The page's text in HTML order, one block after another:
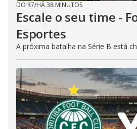
DO R7/HÁ 38 MINUTOS
Escale o seu time -
Esportes
A próxima batalha na Série B está